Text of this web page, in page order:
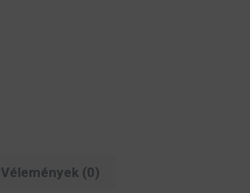
Vélemények (0)